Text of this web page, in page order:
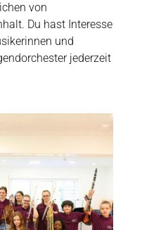
von
Du hast Interesse
und
jederzeit